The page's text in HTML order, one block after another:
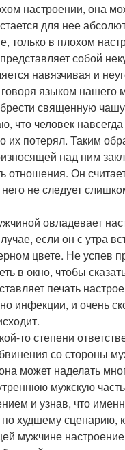
настроении, она
для нее
только в плохом
собой
навязчивая и
говоря языком
священную
что человек
их потерял. Таким
над ним
отношения. Он
не следует
овладевает
если он с утра
цвете. Не успев
в окно, чтобы
печать
инфекции, и очень
то степени
со стороны
может наделать
мужскую
и узнав, что
худшему сценарию,
мужчине